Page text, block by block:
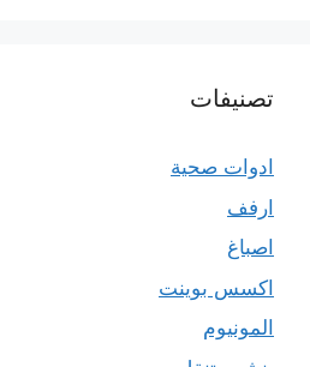
تصنيفات
ادوات صحية
ارفف
اصباغ
اكسس بوينت
المونيوم